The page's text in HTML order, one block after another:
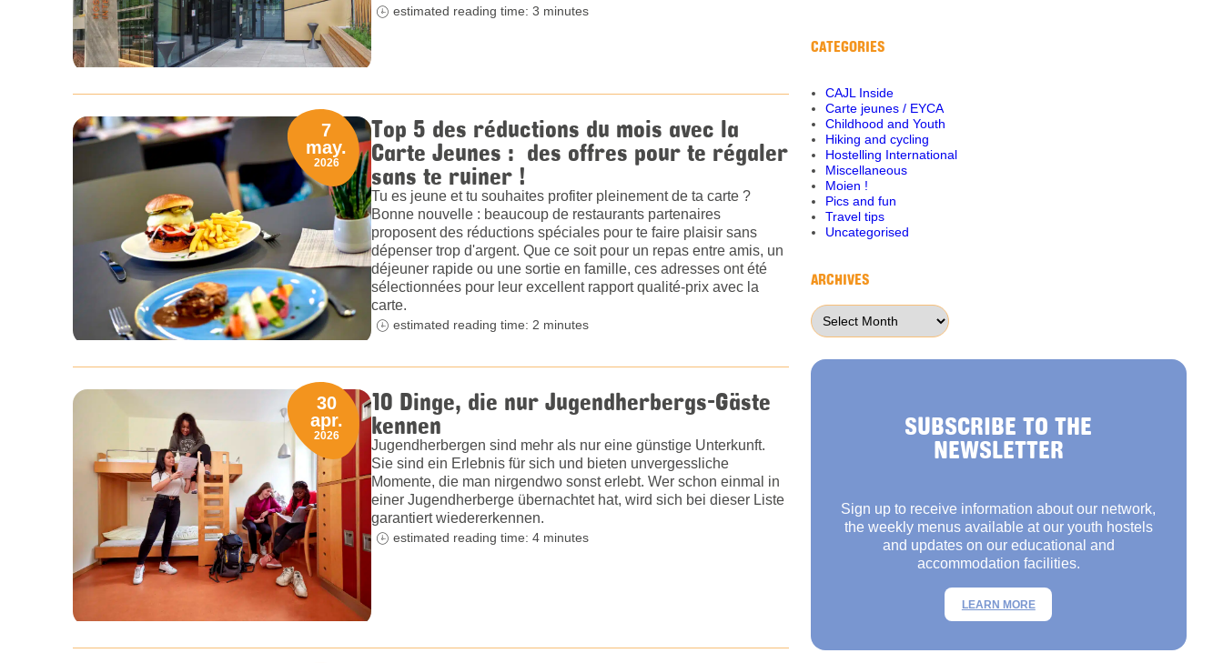
estimated reading time: 3 minutes
Top 5 des réductions du mois avec la
Carte Jeunes : des offres pour te régaler
sans te ruiner !
Tu es jeune et tu souhaites profiter pleinement de ta carte ?
Bonne nouvelle : beaucoup de restaurants partenaires
proposent des réductions spéciales pour te faire plaisir sans
dépenser trop d'argent. Que ce soit pour un repas entre amis, un
déjeuner rapide ou une sortie en famille, ces adresses ont été
sélectionnées pour leur excellent rapport qualité-prix avec la
carte.
7
may.
2026
estimated reading time: 2 minutes
10 Dinge, die nur Jugendherbergs-Gäste
kennen
Jugendherbergen sind mehr als nur eine günstige Unterkunft.
Sie sind ein Erlebnis für sich und bieten unvergessliche
Momente, die man nirgendwo sonst erlebt. Wer schon einmal in
einer Jugendherberge übernachtet hat, wird sich bei dieser Liste
garantiert wiedererkennen.
30
apr.
2026
estimated reading time: 4 minutes
CATEGORIES
CAJL Inside
Carte jeunes / EYCA
Childhood and Youth
Hiking and cycling
Hostelling International
Miscellaneous
Moien !
Pics and fun
Travel tips
Uncategorised
ARCHIVES
Archives
SUBSCRIBE TO THE
NEWSLETTER
Sign up to receive information about our network,
the weekly menus available at our youth hostels
and updates on our educational and
accommodation facilities.
LEARN MORE